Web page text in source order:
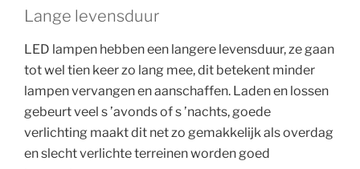
Lange levensduur
LED lampen hebben een langere levensduur, ze gaan
tot wel tien keer zo lang mee, dit betekent minder
lampen vervangen en aanschaffen. Laden en lossen
gebeurt veel s ’avonds of s ’nachts, goede
verlichting maakt dit net zo gemakkelijk als overdag
en slecht verlichte terreinen worden goed